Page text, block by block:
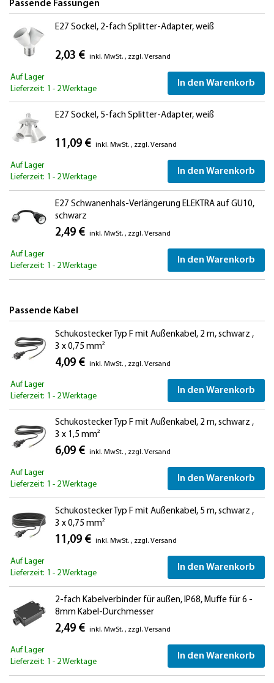
Passende Fassungen
E27 Sockel, 2-fach Splitter-Adapter, weiß
2,03 € inkl. MwSt. , zzgl. Versand
Auf Lager
Lieferzeit: 1 - 2 Werktage
In den Warenkorb
E27 Sockel, 5-fach Splitter-Adapter, weiß
11,09 € inkl. MwSt. , zzgl. Versand
Auf Lager
Lieferzeit: 1 - 2 Werktage
In den Warenkorb
E27 Schwanenhals-Verlängerung ELEKTRA auf GU10,
schwarz
2,49 € inkl. MwSt. , zzgl. Versand
Auf Lager
Lieferzeit: 1 - 2 Werktage
In den Warenkorb
Passende Kabel
Schukostecker Typ F mit Außenkabel, 2 m, schwarz ,
3 x 0,75 mm²
4,09 € inkl. MwSt. , zzgl. Versand
Auf Lager
Lieferzeit: 1 - 2 Werktage
In den Warenkorb
Schukostecker Typ F mit Außenkabel, 2 m, schwarz ,
3 x 1,5 mm²
6,09 € inkl. MwSt. , zzgl. Versand
Auf Lager
Lieferzeit: 1 - 2 Werktage
In den Warenkorb
Schukostecker Typ F mit Außenkabel, 5 m, schwarz ,
3 x 0,75 mm²
11,09 € inkl. MwSt. , zzgl. Versand
Auf Lager
Lieferzeit: 1 - 2 Werktage
In den Warenkorb
2-fach Kabelverbinder für außen, IP68, Muffe für 6 -
8mm Kabel-Durchmesser
2,49 € inkl. MwSt. , zzgl. Versand
Auf Lager
Lieferzeit: 1 - 2 Werktage
In den Warenkorb